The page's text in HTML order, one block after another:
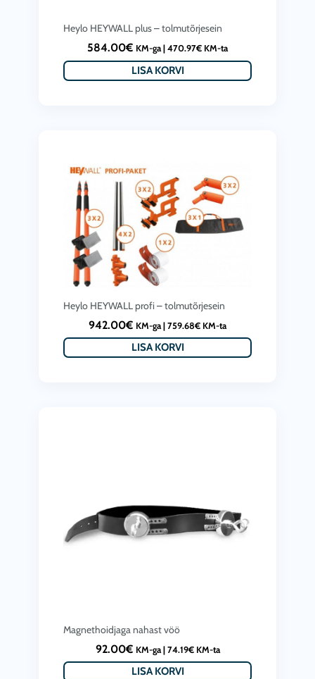
Heylo HEYWALL plus – tolmutõrjesein
584.00€ KM-ga | 470.97€ KM-ta
LISA KORVI
Heylo HEYWALL profi – tolmutõrjesein
942.00€ KM-ga | 759.68€ KM-ta
LISA KORVI
Magnethoidjaga nahast vöö
92.00€ KM-ga | 74.19€KM-ta
LISA KORVI